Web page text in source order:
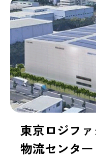
東京ロジフ
物流センター